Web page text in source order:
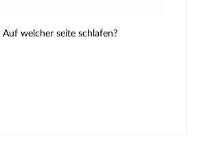
welcher seite schlafen?